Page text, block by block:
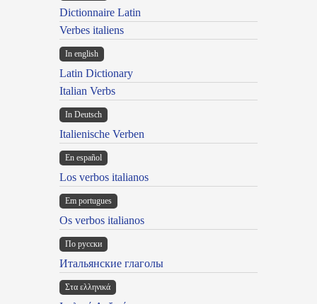
Dictionnaire Latin
Verbes italiens
In english
Latin Dictionary
Italian Verbs
In Deutsch
Italienische Verben
En español
Los verbos italianos
Em portugues
Os verbos italianos
По русски
Итальянские глаголы
Στα ελληνικά